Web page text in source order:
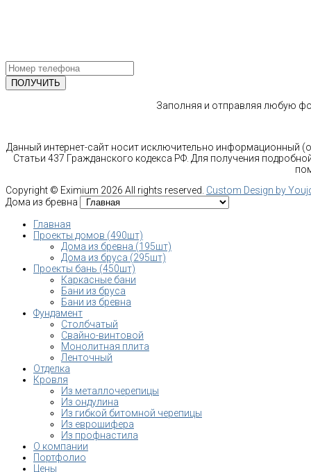
Заполняя и отправляя любую
Данный интернет-сайт носит исключительно информационный
Статьи 437 Гражданского кодекса РФ. Для получения
Copyright © Eximium 2026 All rights reserved. Custom Design by
Дома из бревна
Главная
Проекты домов (490шт)
Дома из бревна (195шт)
Дома из бруса (295шт)
Проекты бань (450шт)
Каркасные бани
Бани из бруса
Бани из бревна
Фундамент
Столбчатый
Свайно-винтовой
Монолитная плита
Ленточный
Отделка
Кровля
Из металлочерепицы
Из ондулина
Из гибкой битомной черепицы
Из еврошифера
Из профнастила
О компании
Портфолио
Цены